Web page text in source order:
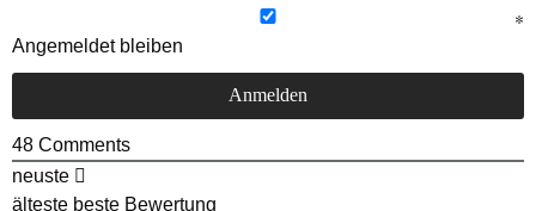
Angemeldet bleiben
48 Comments
neuste
älteste beste Bewertung